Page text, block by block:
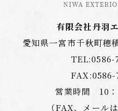
有限会社丹羽
愛知県一宮市千秋町穂
TEL:0586-
FAX:0586-
営業時間 10：
（FAX、メール